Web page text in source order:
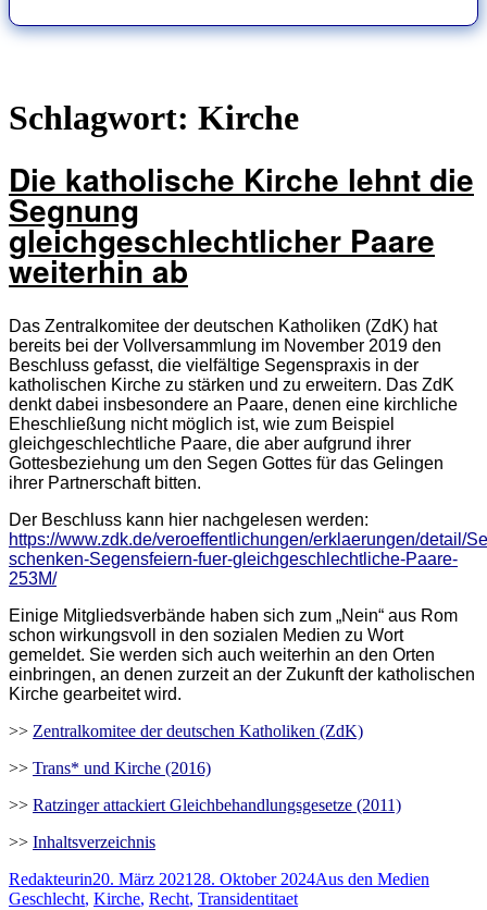
Schlagwort: Kirche
Die katholische Kirche lehnt die
Segnung
gleichgeschlechtlicher Paare
weiterhin ab
Das Zentralkomitee der deutschen Katholiken (Zd K) hat
bereits bei der Vollversammlung im November 2019 den
Beschluss gefasst, die vielfältige Segenspraxis in der
katholischen Kirche zu stärken und zu erweitern. Das ZdK
denkt dabei insbesondere an Paare, denen eine kirchliche
Eheschließung nicht möglich ist, wie zum Beispiel
gleichgeschlechtliche Paare, die aber aufgrund ihrer
Gottesbeziehung um den Segen Gottes für das Gelingen
ihrer Partnerschaft bitten.
Der Beschluss kann hier nachge lesen werden:
https://www.zdk.de/veroeffentlichungen/erklaerungen/detail/
schenken-Segensfeiern-fuer-gleichgeschlechtliche-Paare-
253M/
Einige Mitgliedsverbände haben sich zum „Nein“ aus Rom
schon wirkungsvoll in den sozialen Medien zu Wort
gemeldet. Sie werden sich auch weiterhin an den Orten
einbringen, an denen zurzeit an der Zukunft der katholischen
Kirche gearbeitet wird.
>> Zentralkomitee der deutschen Katholiken (ZdK)
>> Trans* und Kirche (2016)
>> Ratzinger attackiert Gleichbehandlungsgesetze (2011)
>> Inhaltsverzeichnis
Autor
RedakteurinVeröffentlicht
am
20. März 2021 28. Oktober 2024Kategorien
Aus den Medien
Geschlecht, Kirche, Recht, Transidentitaet